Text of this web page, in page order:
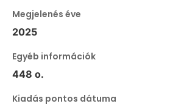
Megjelenés éve
2025
Egyéb információk
448 o.
Kiadás pontos dátuma